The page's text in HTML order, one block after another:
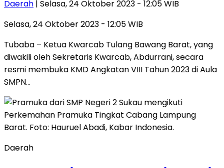
Daerah | Selasa, 24 Oktober 2023 - 12:05 WIB
Selasa, 24 Oktober 2023 - 12:05 WIB
Tubaba – Ketua Kwarcab Tulang Bawang Barat, yang
diwakili oleh Sekretaris Kwarcab, Abdurrani, secara
resmi membuka KMD Angkatan VIII Tahun 2023 di Aula
SMPN…
Daerah